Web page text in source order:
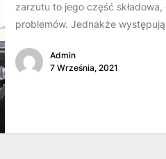
zarzutu to jego część
problemów. Jednakże
Admin
7 Września, 2021